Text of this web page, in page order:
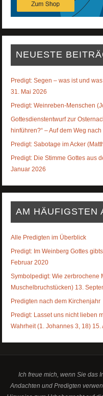
NEUESTE
Predigt: Segen – was ist und
31. Mai 2026
Predigt: Weinreben-Menschen
Gottesdienstentwurf zur
hinführen?“ – Auf dem Weg
Predigt: Sabotage im Acker
Predigt: Die Stimme Gottes aus
Januar 2026
AM HÄUFIGSTEN
Alle Predigten im Überblick
Predigt: Im Weinberg Gottes
Februar 2020
Symbolpedigt: Wie zerbrochene
Muschelbruchstücken) 13.
Predigten nach dem Kirchenjahr
Predigt: Lasset uns nicht lieben
Wahrheit (1. Johannes 3, 18) 15.
Ich freue mich, wenn Sie das
Andachten und Predigten